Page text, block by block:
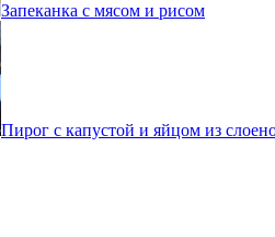
Запеканка с мясом и рисом
Пирог с капустой и яйцом из